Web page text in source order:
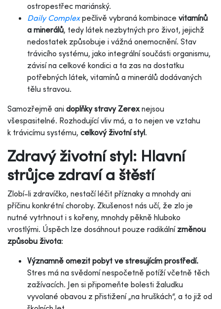
ostropestřec mariánský.
Daily Complexpečlivě vybraná kombinace vitamínů
a minerálů, tedy látek nezbytných pro život, jejichž
nedostatek způsobuje i vážná onemocnění. Stav
trávicího systému, jako integrální součásti organismu,
závisí na celkové kondici a ta zas na dostatku
potřebných látek, vitamínů a minerálů dodávaných
tělu stravou.
Samozřejmě ani doplňky stravy Zerex nejsou
všespasitelné. Rozhodující vliv má, a to nejen ve vztahu
k trávicímu systému, celkový životní styl.
Zdravý životní styl: Hlavní
strůjce zdraví a štěstí
Zlobí-li zdravíčko, nestačí léčit příznaky a mnohdy ani
příčinu konkrétní choroby. Zkušenost nás učí, že zlo je
nutné vytrhnout i s kořeny, mnohdy pěkně hluboko
vrostlými. Úspěch lze dosáhnout pouze radikální změnou
způsobu života:
Významně omezit pobyt ve stresujícím prostředí.
Stres má na svědomí nespočetně potíží včetně těch
zažívacích. Jen si připomeňte bolesti žaludku
vyvolané obavou z přistižení „na hruškách“, a to již od